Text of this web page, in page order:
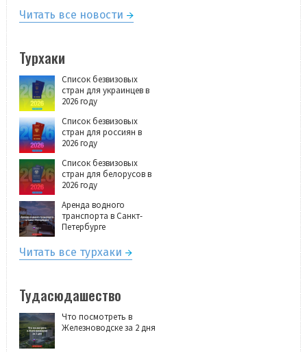
Читать все новости
Турхаки
Список безвизовых
стран для украинцев в
2026 году
Список безвизовых
стран для россиян в
2026 году
Список безвизовых
стран для белорусов в
2026 году
Аренда водного
транспорта в Санкт-
Петербурге
Читать все турхаки
Тудасюдашество
Что посмотреть в
Железноводске за 2 дня